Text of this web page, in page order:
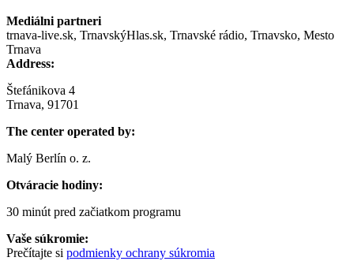
Mediálni partneri
trnava-live.sk, TrnavskýHlas.sk, Trnavské rádio, Trnavsko, Mesto
Trnava
Address:
Štefánikova 4
Trnava, 91701
The center operated by:
Malý Berlín o. z.
Otváracie hodiny:
30 minút pred začiatkom programu
Vaše súkromie:
Prečítajte si podmienky ochrany súkromia